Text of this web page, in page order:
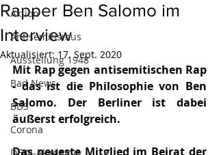
Aktion
Antisemitismus
Ausstellung 1948
Bad News
BDS
Corona
Rapper Ben Salomo im
Interview
Aktualisiert: 17. Sept. 2020
Mit Rap gegen antisemitischen Rap
- das ist die Philosophie von Ben
Salomo. Der Berliner ist dabei
äußerst erfolgreich.
Das neueste Mitglied im Beirat der